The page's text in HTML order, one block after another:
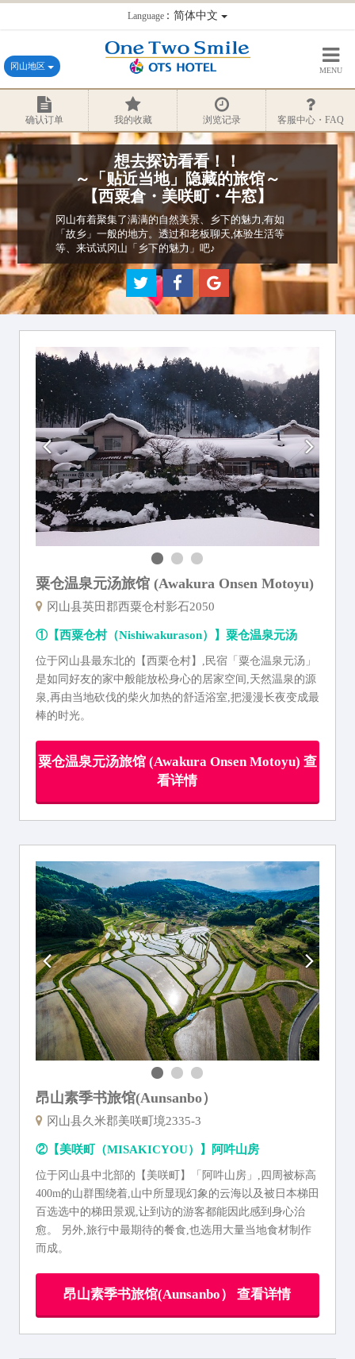
Language：简体中文
冈山地区 MENU
确认订单 我的收藏 浏览记录 客服中心・FAQ
想去探访看看！！
～「贴近当地」隐藏的旅馆～
【西粟倉・美咲町・牛窓】
冈山有着聚集了满满的自然美景、乡下的魅力,有如
「故乡」一般的地方。透过和老板聊天,体验生活等
等、来试试冈山「乡下的魅力」吧♪
粟仓温泉元汤旅馆 (Awakura Onsen Motoyu)
冈山县英田郡西粟仓村影石2050
①【西粟仓村（Nishiwakurason）】粟仓温泉元汤
位于冈山县最东北的【西栗仓村】,民宿「粟仓温泉元汤」
是如同好友的家中般能放松身心的居家空间,天然温泉的源
泉,再由当地砍伐的柴火加热的舒适浴室,把漫漫长夜变成最
棒的时光。
粟仓温泉元汤旅馆 (Awakura Onsen Motoyu) 查
看详情
昂山素季书旅馆(Aunsanbo）
冈山县久米郡美咲町境2335-3
②【美咲町（MISAKICYOU）】阿吽山房
位于冈山县中北部的【美咲町】「阿吽山房」,四周被标高
400m的山群围绕着,山中所显现幻象的云海以及被日本梯田
百选选中的梯田景观,让到访的游客都能因此感到身心治
愈。 另外,旅行中最期待的餐食,也选用大量当地食材制作
而成。
昂山素季书旅馆(Aunsanbo） 查看详情